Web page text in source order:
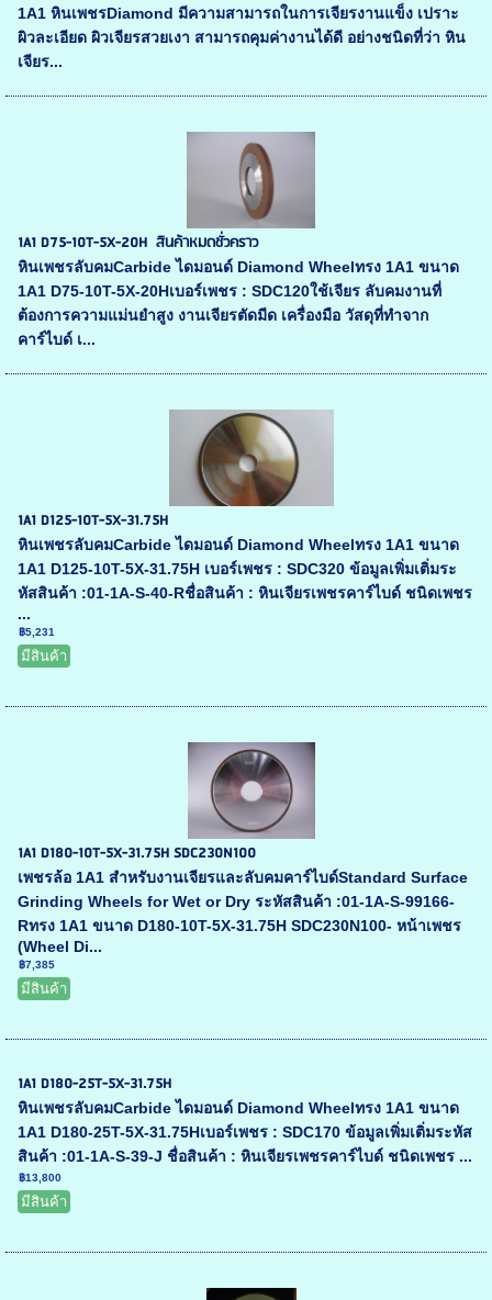
1A1 หินเพชรDiamond มีความสามารถในการเจียรงานแข็ง เปราะ
ผิวละเอียด ผิวเจียรสวยเงา สามารถคุมค่างานได้ดี อย่างชนิดที่ว่า หิน
เจียร...
1A1 D75-10T-5X-20H สินค้าหมดชั่วคราว
หินเพชรลับคมCarbide ไดมอนด์ Diamond Wheelทรง 1A1 ขนาด
1A1 D75-10T-5X-20Hเบอร์เพชร : SDC120ใช้เจียร ลับคมงานที่
ต้องการความแม่นยำสูง งานเจียรตัดมีด เครื่องมือ วัสดุที่ทำจาก
คาร์ไบด์ เ...
1A1 D125-10T-5X-31.75H
หินเพชรลับคมCarbide ไดมอนด์ Diamond Wheelทรง 1A1 ขนาด
1A1 D125-10T-5X-31.75H เบอร์เพชร : SDC320 ข้อมูลเพิ่มเติ่มระ
หัสสินค้า :01-1A-S-40-Rชื่อสินค้า : หินเจียรเพชรคาร์ไบด์ ชนิดเพชร
...
฿5,231
มีสินค้า
1A1 D180-10T-5X-31.75H SDC230N100
เพชรล้อ 1A1 สำหรับงานเจียรและลับคมคาร์ไบด์Standard Surface
Grinding Wheels for Wet or Dry ระหัสสินค้า :01-1A-S-99166-
Rทรง 1A1 ขนาด D180-10T-5X-31.75H SDC230N100- หน้าเพชร
(Wheel Di...
฿7,385
มีสินค้า
1A1 D180-25T-5X-31.75H
หินเพชรลับคมCarbide ไดมอนด์ Diamond Wheelทรง 1A1 ขนาด
1A1 D180-25T-5X-31.75Hเบอร์เพชร : SDC170 ข้อมูลเพิ่มเติ่มระหัส
สินค้า :01-1A-S-39-J ชื่อสินค้า : หินเจียรเพชรคาร์ไบด์ ชนิดเพชร ...
฿13,800
มีสินค้า